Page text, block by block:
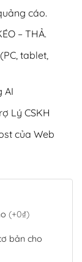
cáo.
– THẢ.
tablet,
AI
Lý CSKH
của Web
(+0₫)
bản cho